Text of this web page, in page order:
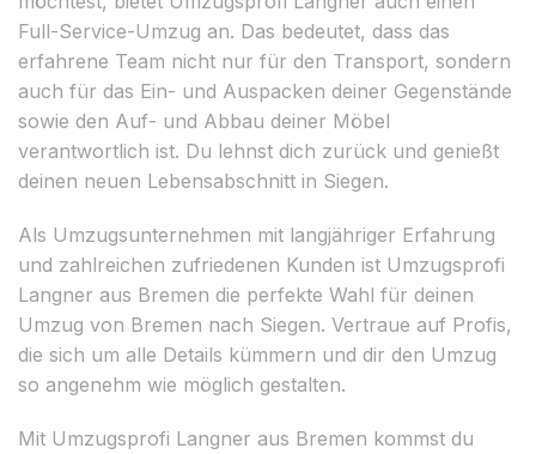
Full-Service-Umzug an. Das bedeutet, dass das
erfahrene Team nicht nur für den Transport, sondern
auch für das Ein- und Auspacken deiner Gegenstände
sowie den Auf- und Abbau deiner Möbel
verantwortlich ist. Du lehnst dich zurück und genießt
deinen neuen Lebensabschnitt in Siegen.
Als Umzugsunternehmen mit langjähriger Erfahrung
und zahlreichen zufriedenen Kunden ist Umzugsprofi
Langner aus Bremen die perfekte Wahl für deinen
Umzug von Bremen nach Siegen. Vertraue auf Profis,
die sich um alle Details kümmern und dir den Umzug
so angenehm wie möglich gestalten.
Mit Umzugsprofi Langner aus Bremen kommst du